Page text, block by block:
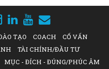
TẠO COACH
CỐ VẤN
TÀI CHÍNH/ĐẦU TƯ
MỤC - ĐÍCH - ĐÚNG/PHÚC ÂM